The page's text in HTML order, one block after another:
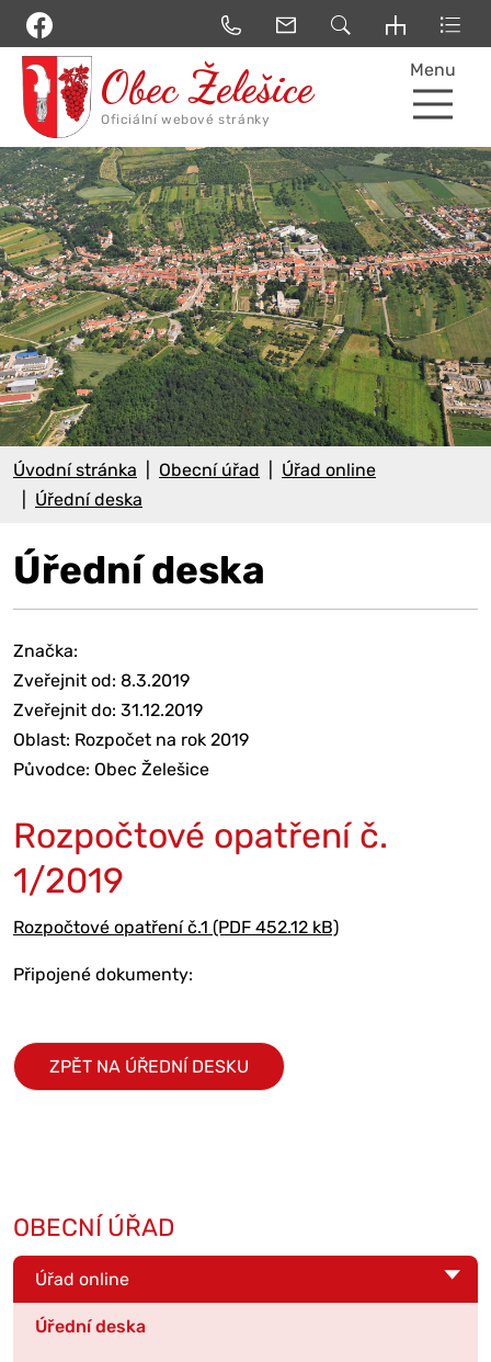
Menu
Úvodní stránka Obecní úřad
Úřad online
Úřední deska
Úřední deska
Značka:
Zveřejnit od: 8.3.2019
Zveřejnit do: 31.12.2019
Oblast: Rozpočet na rok 2019
Původce: Obec Želešice
Rozpočtové opatření č.
1/2019
Rozpočtové opatření č.1 (PDF 452.12 kB)
Připojené dokumenty:
ZPĚT NA ÚŘEDNÍ DESKU
OBECNÍ ÚŘAD
Úřad online
Úřední deska